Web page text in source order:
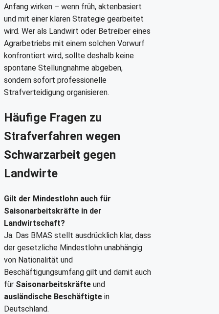
Anfang wirken – wenn früh, aktenbasiert
und mit einer klaren Strategie gearbeitet
wird. Wer als Landwirt oder Betreiber eines
Agrarbetriebs mit einem solchen Vorwurf
konfrontiert wird, sollte deshalb keine
spontane Stellungnahme abgeben,
sondern sofort professionelle
Strafverteidigung organisieren.
Häufige Fragen zu
Strafverfahren wegen
Schwarzarbeit gegen
Landwirte
Gilt der Mindestlohn auch für
Saisonarbeitskräfte in der
Landwirtschaft?
Ja. Das BMAS stellt ausdrücklich klar, dass
der gesetzliche Mindestlohn unabhängig
von Nationalität und
Beschäftigungsumfang gilt und damit auch
für Saisonarbeitskräfte und
ausländische Beschäftigte in
Deutschland.